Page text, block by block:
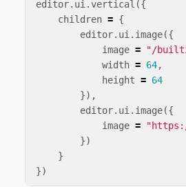
editor. ui .vertical ({
children = {
editor. ui . image({
image =
"/
width = 64,
height = 64
}),
editor. ui . image({
image =
})
}
})